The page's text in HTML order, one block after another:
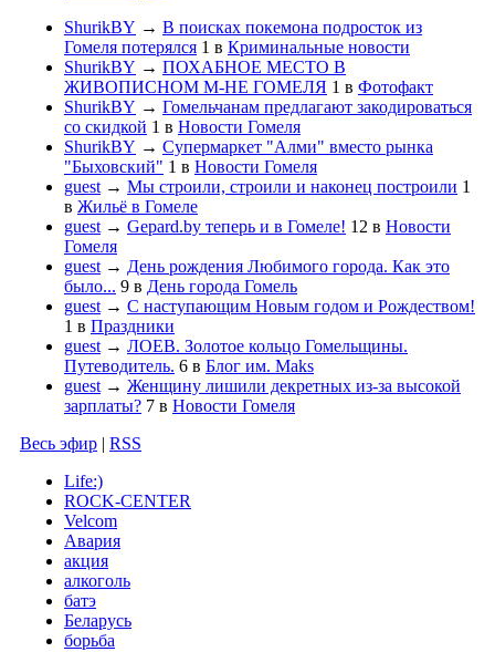
ShurikBY → В поисках покемона подросток из
Гомеля потерялся 1 в Криминальные новости
ShurikBY → ПОХАБНОЕ МЕСТО В
ЖИВОПИСНОМ М-НЕ ГОМЕЛЯ 1 в Фотофакт
ShurikBY → Гомельчанам предлагают закодироваться
со скидкой 1 в Новости Гомеля
ShurikBY → Супермаркет "Алми" вместо рынка
"Быховский" 1 в Новости Гомеля
guest → Мы строили, строили и наконец построили 1
в Жильё в Гомеле
guest → Gepard.by теперь и в Гомеле! 12 в Новости
Гомеля
guest → День рождения Любимого города. Как это
было... 9 в День города Гомель
guest → С наступающим Новым годом и Рождеством!
1 в Праздники
guest → ЛОЕВ. Золотое кольцо Гомельщины.
Путеводитель. 6 в Блог им. Maks
guest → Женщину лишили декретных из-за высокой
зарплаты? 7 в Новости Гомеля
Весь эфир | RSS
Life:)
ROCK-CENTER
Velcom
Авария
акция
алкоголь
батэ
Беларусь
борьба